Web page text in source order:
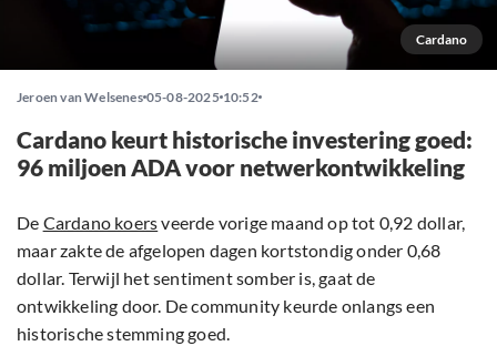
Cardano
Jeroen van Welsenes 05-08-2025 10:52
Cardano keurt historische investering goed:
96 miljoen ADA voor netwerkontwikkeling
De Cardano koersveerde vorige maand op tot 0,92 dollar,
maar zakte de afgelopen dagen kortstondig onder 0,68
dollar. Terwijl het sentiment somber is, gaat de
ontwikkeling door. De community keurde onlangs een
historische stemming goed.